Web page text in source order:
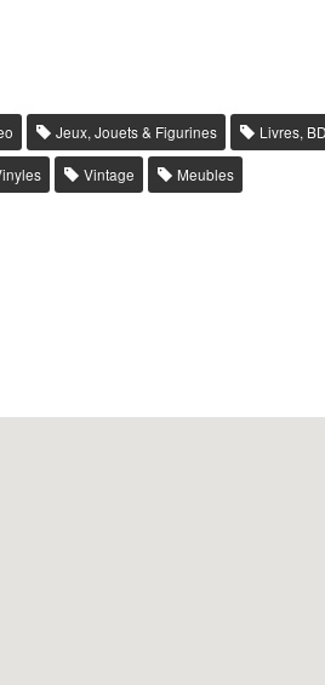
Jeux, Jouets & Figurines Livres,
Vintage Meubles